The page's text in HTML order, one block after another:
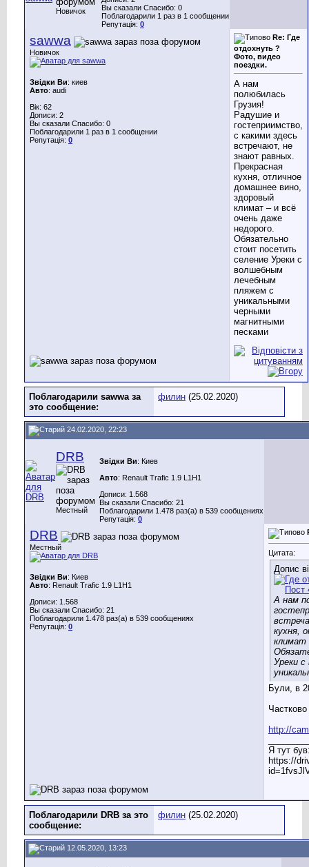
Новичок
Вы сказали Спасибо: 0
Поблагодарили 1 раз в 1 сообщении
Репутація: 0
sawwa
Новичок
Звідки Ви: киев
Авто: audi
Вік: 62
Дописи: 2
Вы сказали Спасибо: 0
Поблагодарили 1 раз в 1 сообщении
Репутація: 0
Re: Где
отдохнуть ?
Фото, видео
поездки.
А нам
полюбилась
Грузия!
Радушие и
гостеприимство,
с какими здесь
встречают, не
знают равных.
Прекрасная
кухня, отличное
домашнее вино,
здоровый
климат – и всё
очень даже
недорого.
Обязательно
стоит посетить
селение Уреки с
волшебным
лечебным
пляжем с
уникальными
черными
магнитными
песками
Поблагодарили sawwa за
это сообщение:
филин (25.02.2020)
24.02.2020, 22:23
DRB
Местный
Звідки Ви: Киев
Авто: Renault Trafic 1.9 L1H1
Дописи: 1.568
Вы сказали Спасибо: 21
Поблагодарили 1.478 раз(а) в 539 сообщениях
Репутація: 0
DRB
Местный
Звідки Ви: Киев
Авто: Renault Trafic 1.9 L1H1
Дописи: 1.568
Вы сказали Спасибо: 21
Поблагодарили 1.478 раз(а) в 539 сообщениях
Репутація: 0
Цитата:
Допис
А нам
кухня,
климат
Уреки
Були, в
Частково
http://
Я тут
https://
Поблагодарили DRB за это
сообщение:
филин (25.02.2020)
12.05.2020, 13:23